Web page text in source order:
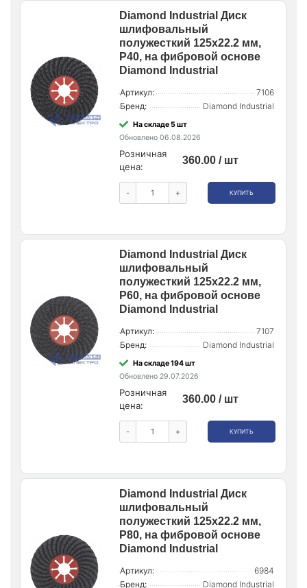
Diamond Industrial Диск
шлифовальный
полужесткий 125x22.2 мм,
P40, на фибровой основе
Diamond Industrial
Артикул:
7106
Бренд:
Diamond Industrial
На складе 5 шт
Обновлено 06.08.2026
Розничная
цена:
360.00 / шт
- + КУПИТЬ
Diamond Industrial Диск
шлифовальный
полужесткий 125x22.2 мм,
P60, на фибровой основе
Diamond Industrial
Артикул:
7107
Бренд:
Diamond Industrial
На складе 194 шт
Обновлено 29.07.2026
Розничная
цена:
360.00 / шт
- + КУПИТЬ
Diamond Industrial Диск
шлифовальный
полужесткий 125x22.2 мм,
P80, на фибровой основе
Diamond Industrial
Артикул:
6984
Бренд:
Diamond Industrial